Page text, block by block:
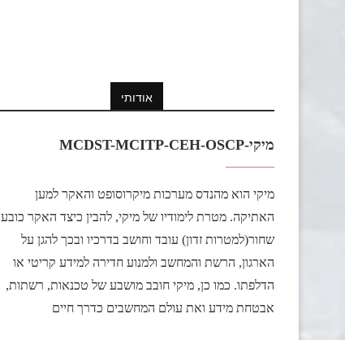
אודותי
מיקי-MCDST-MCITP-CEH-OSCP
מיקי הוא מהנדס מערכות מיקרוסופט והאקר למען
האתיקה. מטרת לימודיו של מיקי, להבין כיצד האקר כובע
שחור(למטרות זדון) עובד וחושב בדרכיו ובכך להגן על
הארגון, הרשת והמחשב ולמנוע חדירה למידע קריטי או
הדלפתו. כמו כן, מיקי חובב מושבע של טכנאות, רשתות,
אבטחת מידע ואת עולם המחשבים כדרך חיים